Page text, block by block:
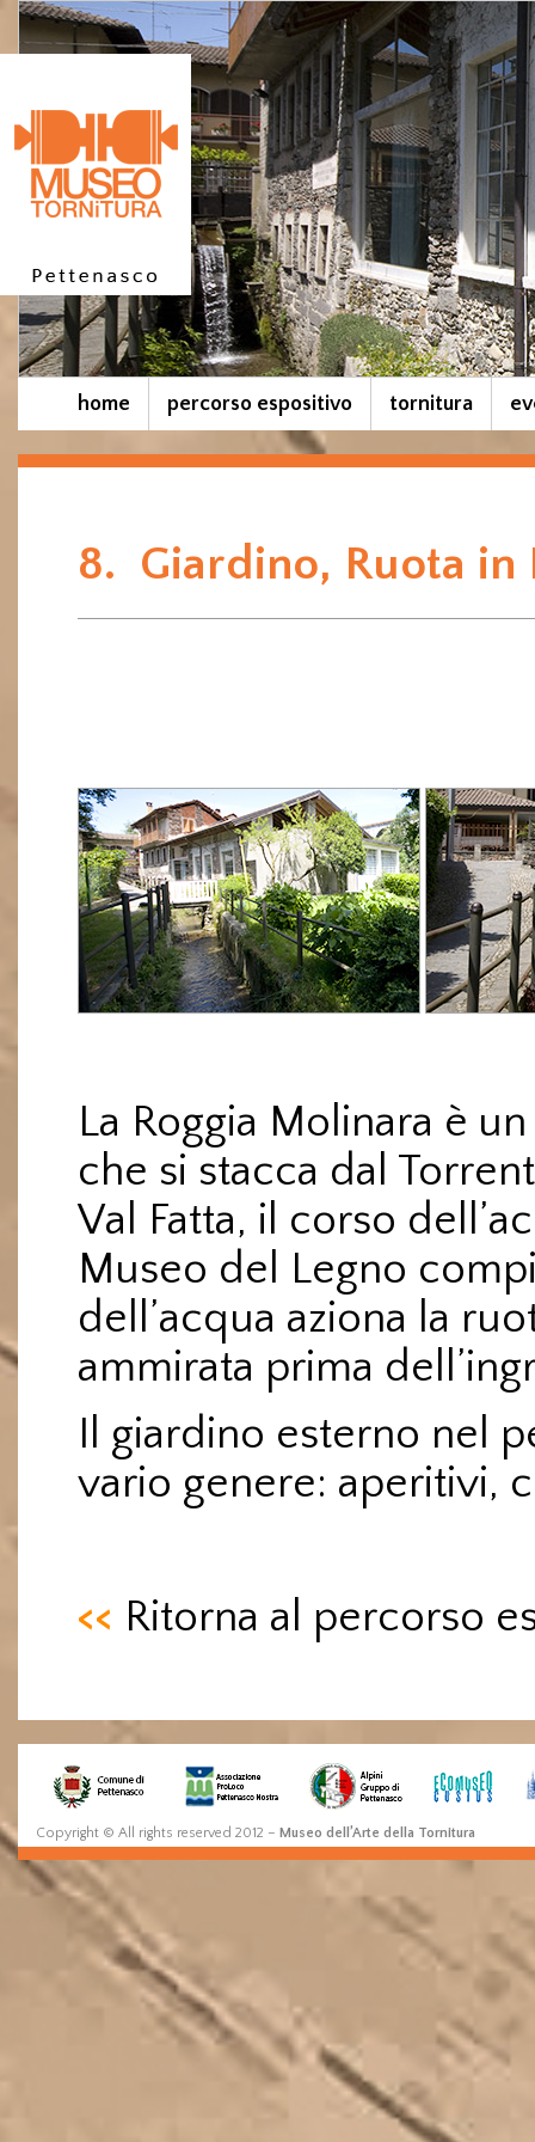
home percorso espositivo tornitura
8.  Giardino, Ruota
La Roggia Molinara è
che si stacca dal
Val Fatta, il corso
Museo del Legno
dell’acqua aziona la
ammirata prima
Il giardino esterno nel
vario genere: aperitivi,
<< Ritorna al percorso
Copyright © All rights reserved 2012 – Museo dell’Arte della Tornitura